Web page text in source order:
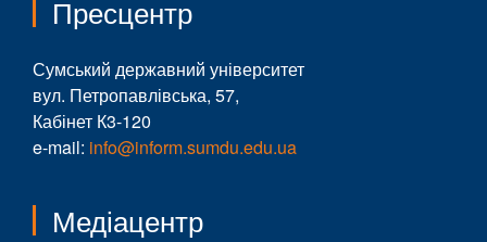
Пресцентр
Сумський державний університет
вул. Петропавлівська, 57,
Кабінет К3-120
e-mail: info@inform.sumdu.edu.ua
Медіацентр